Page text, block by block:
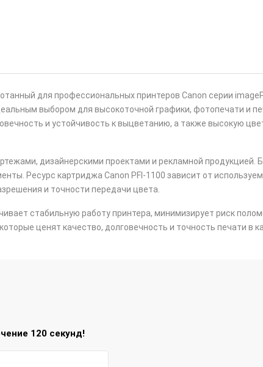
для профессиональных принтеров Canon серии
выбором для высокоточной графики, фотопечати и
и устойчивость к выцветанию, а также высокую
дизайнерскими проектами и рекламной продукцией.
Ресурс картриджа Canon PFI-1100 зависит от
и точности передачи цвета.
стабильную работу принтера, минимизирует риск
ценят качество, долговечность и точность печати в
120 секунд!